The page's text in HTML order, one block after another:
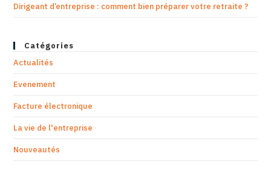
Dirigeant d’entreprise : comment bien préparer votre retraite ?
Catégories
Actualités
Evenement
Facture électronique
La vie de l'entreprise
Nouveautés